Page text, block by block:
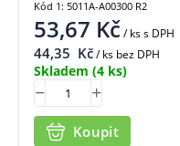
53,67 Kč/ kss DPH
44,35 Kč/ ks bez DPH
Skladem (4 ks)
Koupit
Kód 1: 5011A-A00300 R2